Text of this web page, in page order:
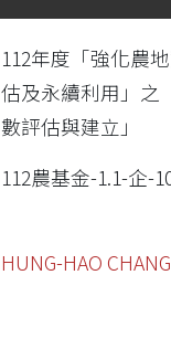
112年度「強化農
估及永續利用」之
數評估與建立」
112農基金-1.1-企-
HUNG-HAO CHANG